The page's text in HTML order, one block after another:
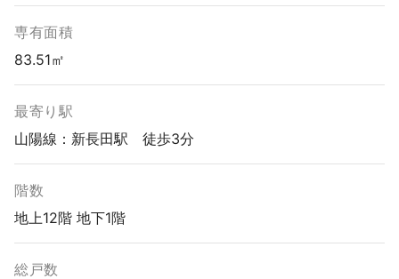
専有面積
83.51㎡
最寄り駅
山陽線：新長田駅 徒歩3分
階数
地上12階 地下1階
総戸数